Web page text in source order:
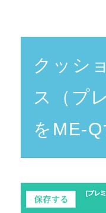
クッシ
ス（プ
をME-Q